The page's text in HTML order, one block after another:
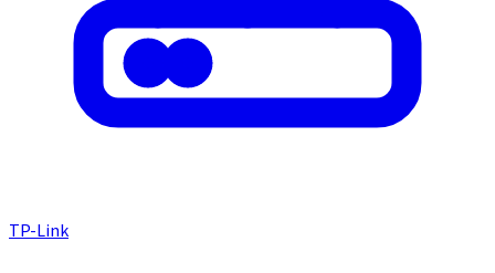
TP-Link